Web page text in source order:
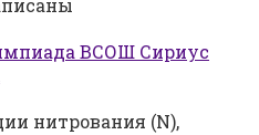
ВСОШ Сириус
нитрования (N),